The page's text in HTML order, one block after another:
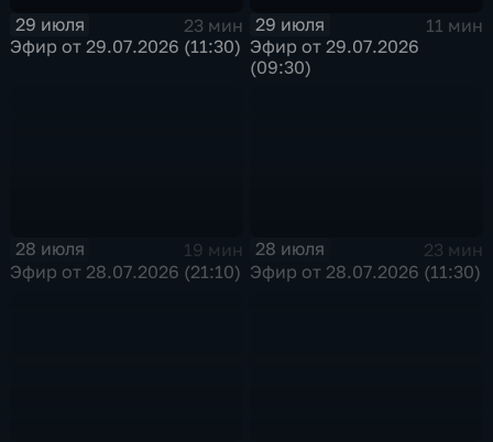
29 июля
23 мин
Эфир от 29.07.2026 (11:30)
29 июля
11 мин
Эфир от 29.07.2026
(09:30)
28 июля
19 мин
Эфир от 28.07.2026 (21:10)
28 июля
23 мин
Эфир от 28.07.2026 (11:30)